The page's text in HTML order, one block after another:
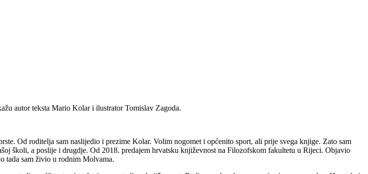
autor teksta Mario Kolar i ilustrator Tomislav Zagoda.
Od roditelja sam naslijedio i prezime Kolar. Volim nogomet i općenito sport, ali prije svega knjige. Zato sam
školi, a poslije i drugdje. Od 2018. predajem hrvatsku književnost na Filozofskom fakultetu u Rijeci. Objavio
tada sam živio u rodnim Molvama.